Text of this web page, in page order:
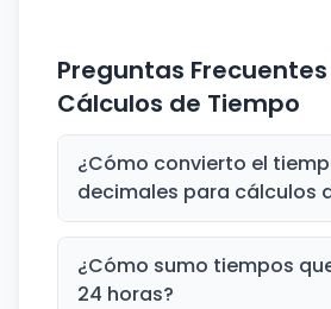
Preguntas
Cálculos de Tiempo
¿Cómo convierto el
decimales para cálculos
¿Cómo sumo tiempos
24 horas?